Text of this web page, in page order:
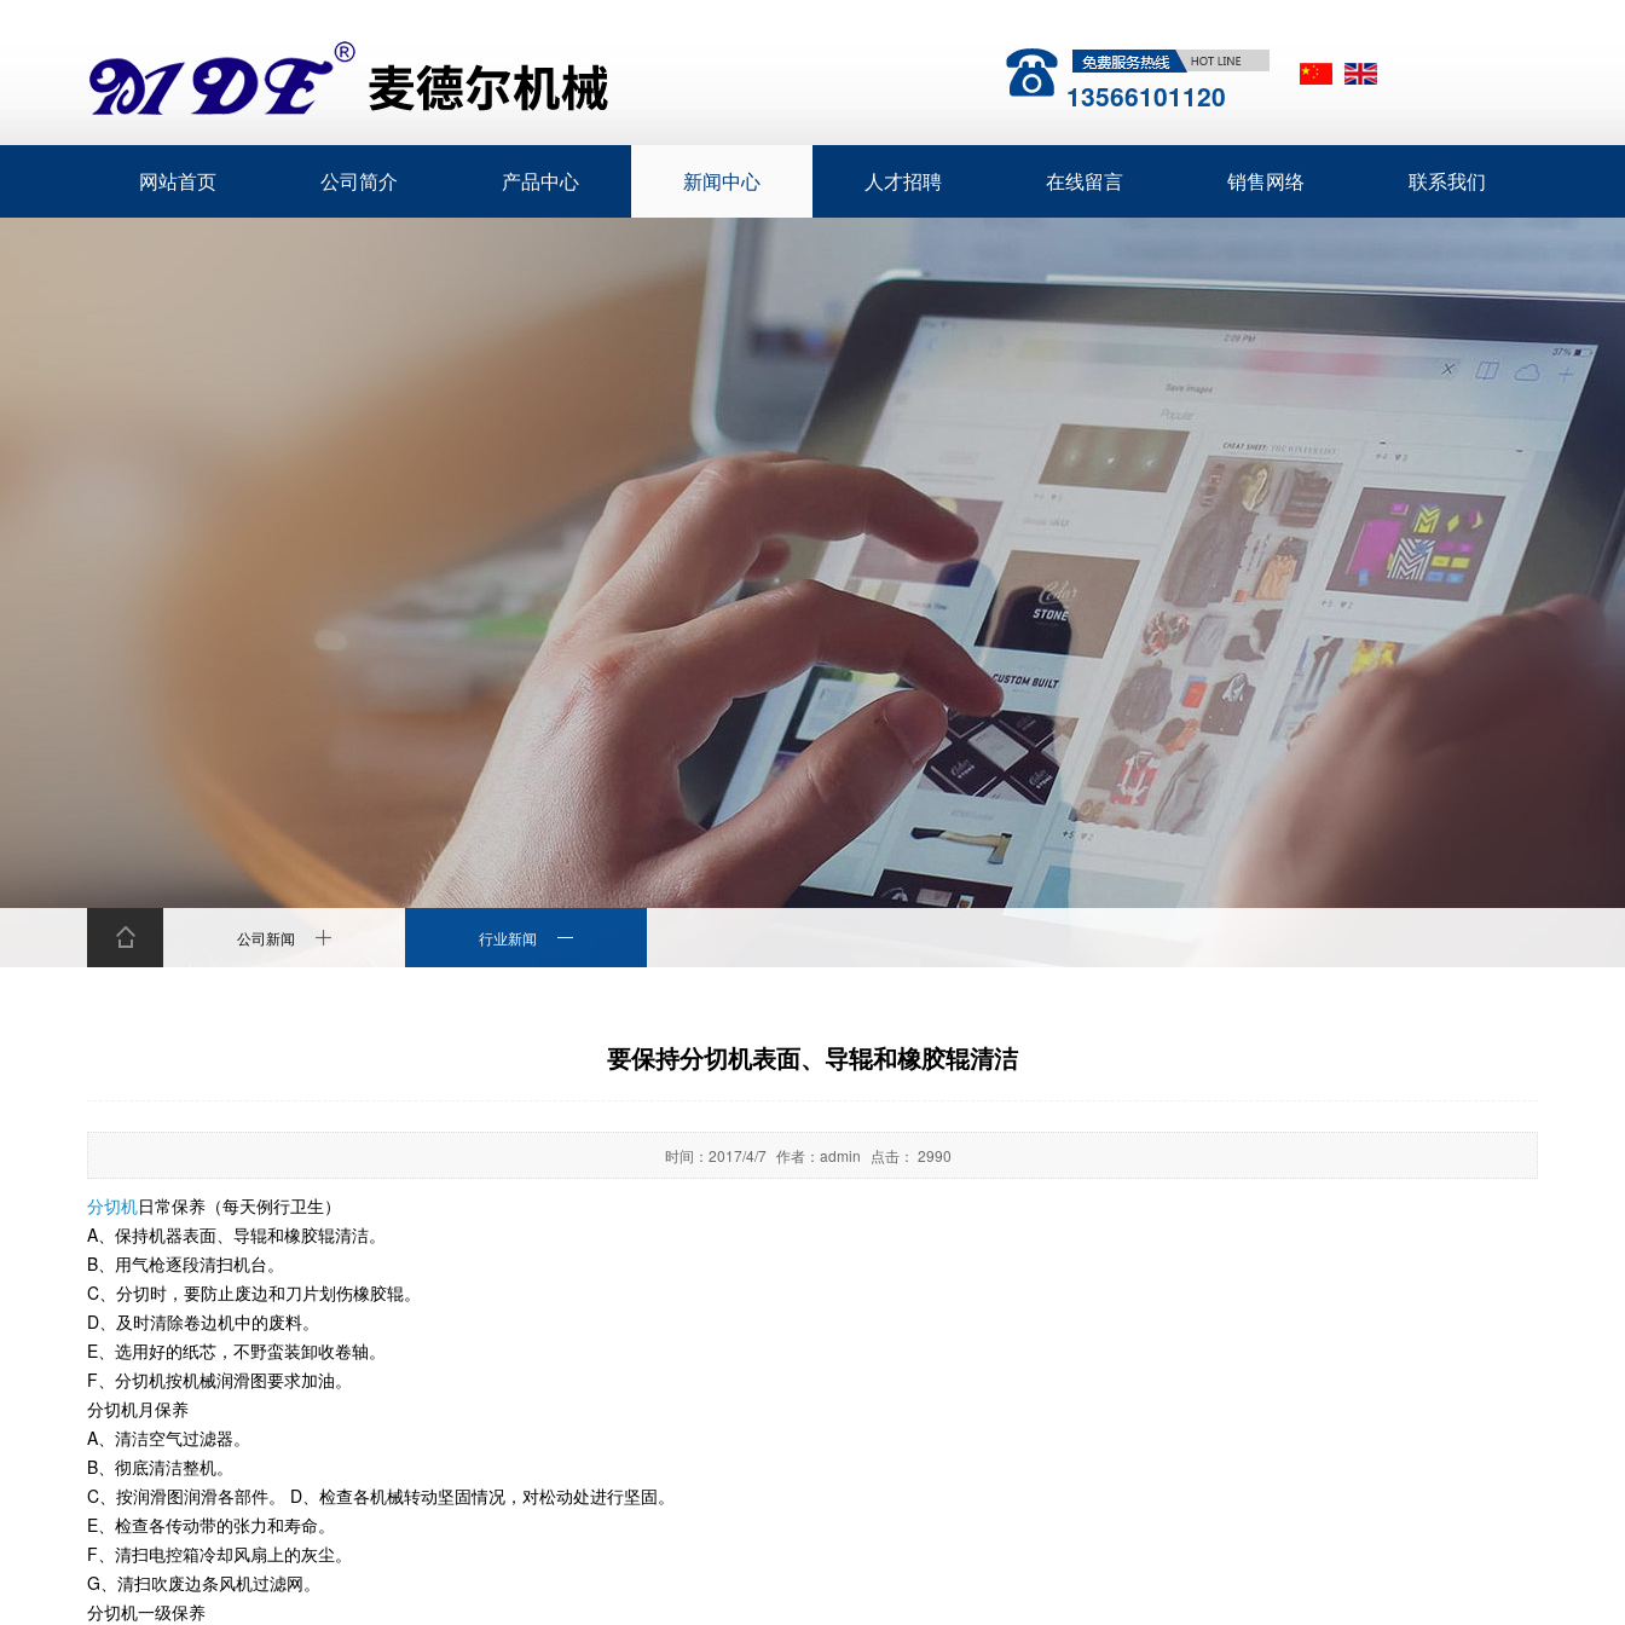
13566101120
网站首页 公司简介 产品中心 新闻中心 人才招聘 在线留言 销售网络 联系我们
公司新闻 行业新闻
要保持分切机表面、导辊和橡胶辊清洁
时间： 2017/4/7 作者： admin 点击： 2990
分切机日常保养（每天例行卫生）
A、保持机器表面、导辊和橡胶辊清洁。
B、用气枪逐段清扫机台。
C、分切时，要防止废边和刀片划伤橡胶辊。
D、及时清除卷边机中的废料。
E、选用好的纸芯，不野蛮装卸收卷轴。
F、分切机按机械润滑图要求加油。
分切机月保养
A、清洁空气过滤器。
B、彻底清洁整机。
C、按润滑图润滑各部件。 D、检查各机械转动坚固情况，对松动处进行坚固。
E、检查各传动带的张力和寿命。
F、清扫电控箱冷却风扇上的灰尘。
G、清扫吹废边条风机过滤网。
分切机一级保养